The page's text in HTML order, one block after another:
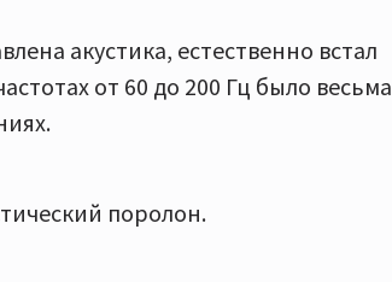
акустика, естественно встал
от 60 до 200 Гц было весьма
поролон.